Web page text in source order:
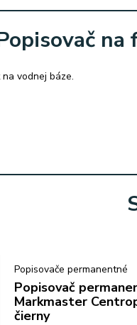
vodnej báze.
Popisovače permanentné
Popisovač
Markmaster
čierny